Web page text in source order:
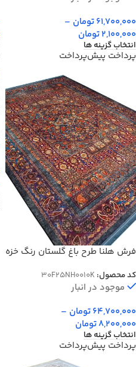
61,700,000تومان –
2,100,000تومان
انتخاب گزینه ها
پرداخت پیش‌پرداخت
فرش هلنا طرح باغ گلستان رنگ خزه
25NH0010
کد محصول: 30F25NH0010K
موجود در انبار
64,700,000تومان –
8,200,000تومان
انتخاب گزینه ها
پرداخت پیش‌پرداخت